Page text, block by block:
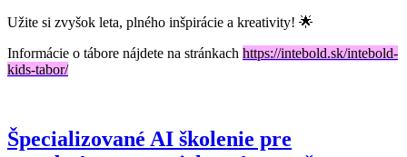
Užite si zvyšok leta, plného inšpirácie a kreativity! 🌟
Informácie o tábore nájdete na stránkach https://intebold.sk/intebold-
kids-tabor/
Špecializované AI školenie pre